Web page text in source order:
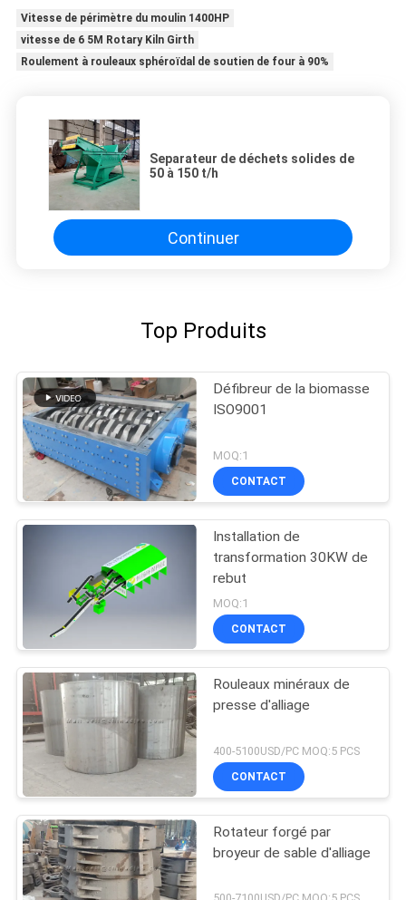
Vitesse de périmètre du moulin 1400HP
vitesse de 6 5M Rotary Kiln Girth
Roulement à rouleaux sphéroïdal de soutien de four à 90%
Separateur de déchets solides de
50 à 150 t/h
Continuer
Top Produits
Défibreur de la biomasse
ISO9001
MOQ:1
CONTACT
Installation de
transformation 30KW de
rebut
MOQ:1
CONTACT
Rouleaux minéraux de
presse d'alliage
400-5100USD/PC MOQ:5 PCS
CONTACT
Rotateur forgé par
broyeur de sable d'alliage